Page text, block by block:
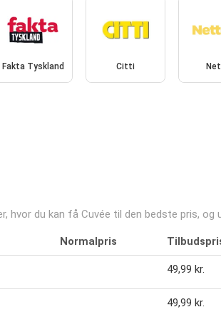
Fakta Tyskland Citti
du kan få Cuvée til den bedste pris,
Normalpris
49,99 kr.
49,99 kr.